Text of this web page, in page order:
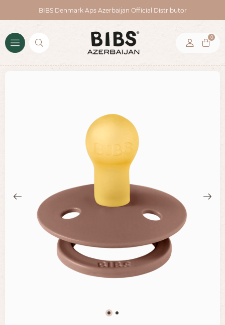
BIBS Denmark Aps Azerbaijan Official Distributor
0